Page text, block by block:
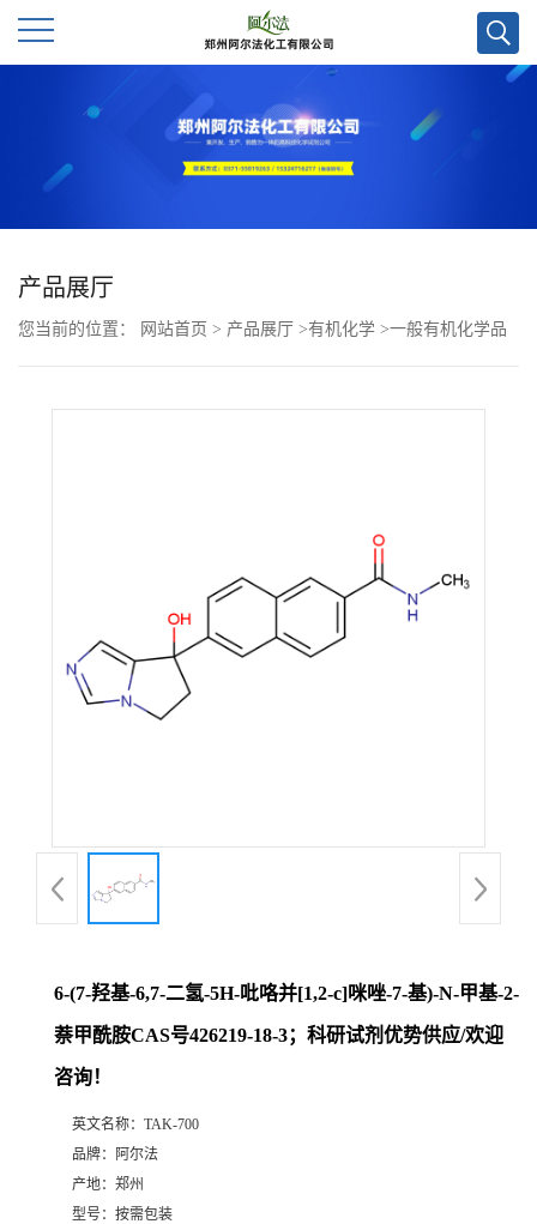
公
厅
产品展厅
您当前的位置： 网站首页 > 产品展厅 >有机化学 >一般有机化学品
6-(7-羟基-6,7-二氢-5H-吡咯并[1,2-c]咪唑-7-基)-N-甲基-2-
萘甲酰胺CAS号426219-18-3；科研试剂优势供应/欢迎
咨询！
英文名称： TAK-700
品牌：
阿尔法
产地： 郑州
型号： 按需包装